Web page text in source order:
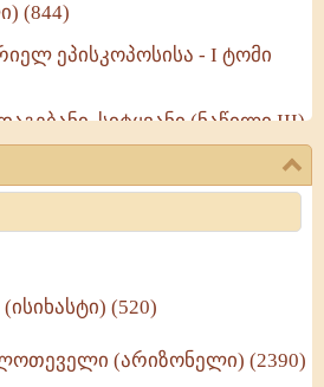
(844)
ეპისკოპოსისა - I ტომი
სიტყვანი (ნაწილი III)
სასარგებლო რჩევები
ეპისკოპოსისა - II ტომი
სახელმძღვანელო -
(520)
(არიზონელი) (2390)